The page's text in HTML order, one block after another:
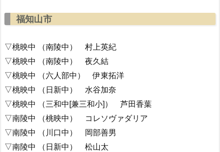
福知山市
▽桃映中 （南陵中） 村上英紀
▽桃映中 （南陵中） 夜久結
▽桃映中 （六人部中） 伊東拓洋
▽桃映中 （日新中） 水谷加奈
▽桃映中 （三和中[兼三和小]） 芦田香葉
▽南陵中 （桃映中） コレソヴァダリア
▽南陵中 （川口中） 岡部善男
▽南陵中 （日新中） 松山太